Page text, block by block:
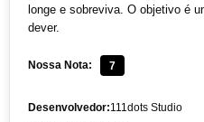
longe e sobreviva. O objetivo é
dever.
Nossa Nota: 7
Desenvolvedor:111dots Studio